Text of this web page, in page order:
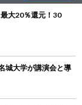
大20％還元！30
城大学が講演会と導